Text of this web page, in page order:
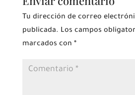
Tu dirección de correo
publicada. Los campos
marcados con *